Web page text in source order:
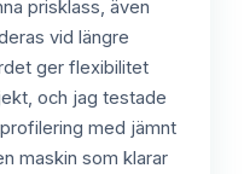
prisklass, även
vid längre
ger flexibilitet
och jag testade
med jämnt
maskin som klarar